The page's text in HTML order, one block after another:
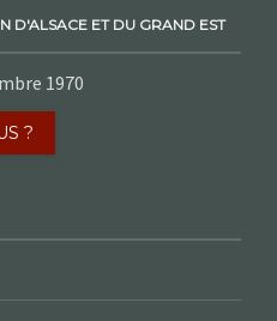
D'ALSACE ET DU GRAND EST
1970
?